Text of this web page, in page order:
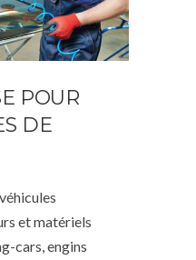
POUR
DE
et matériels
cars, engins